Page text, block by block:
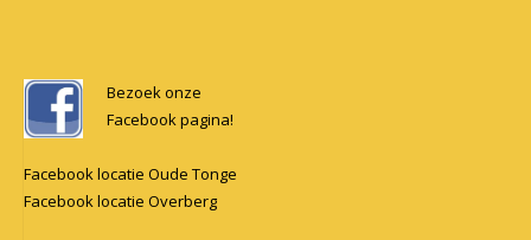
navigation
Bezoek onze
Facebook pagina!
Facebook locatie Oude Tonge
Facebook locatie Overberg